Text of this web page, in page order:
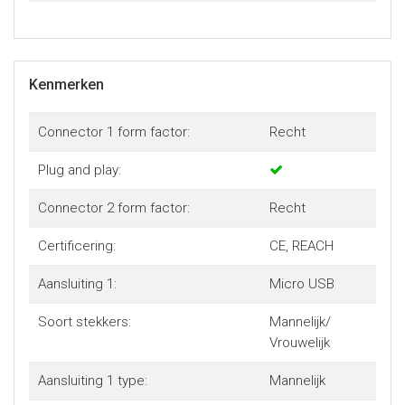
Kenmerken
Connector 1 form factor: Recht
Plug and play:
Connector 2 form factor: Recht
Certificering: CE, REACH
Aansluiting 1: Micro USB
Soort stekkers:
Mannelijk/
Vrouwelijk
Aansluiting 1 type: Mannelijk